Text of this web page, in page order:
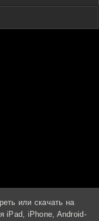
или скачать на
iPad, iPhone, Android-